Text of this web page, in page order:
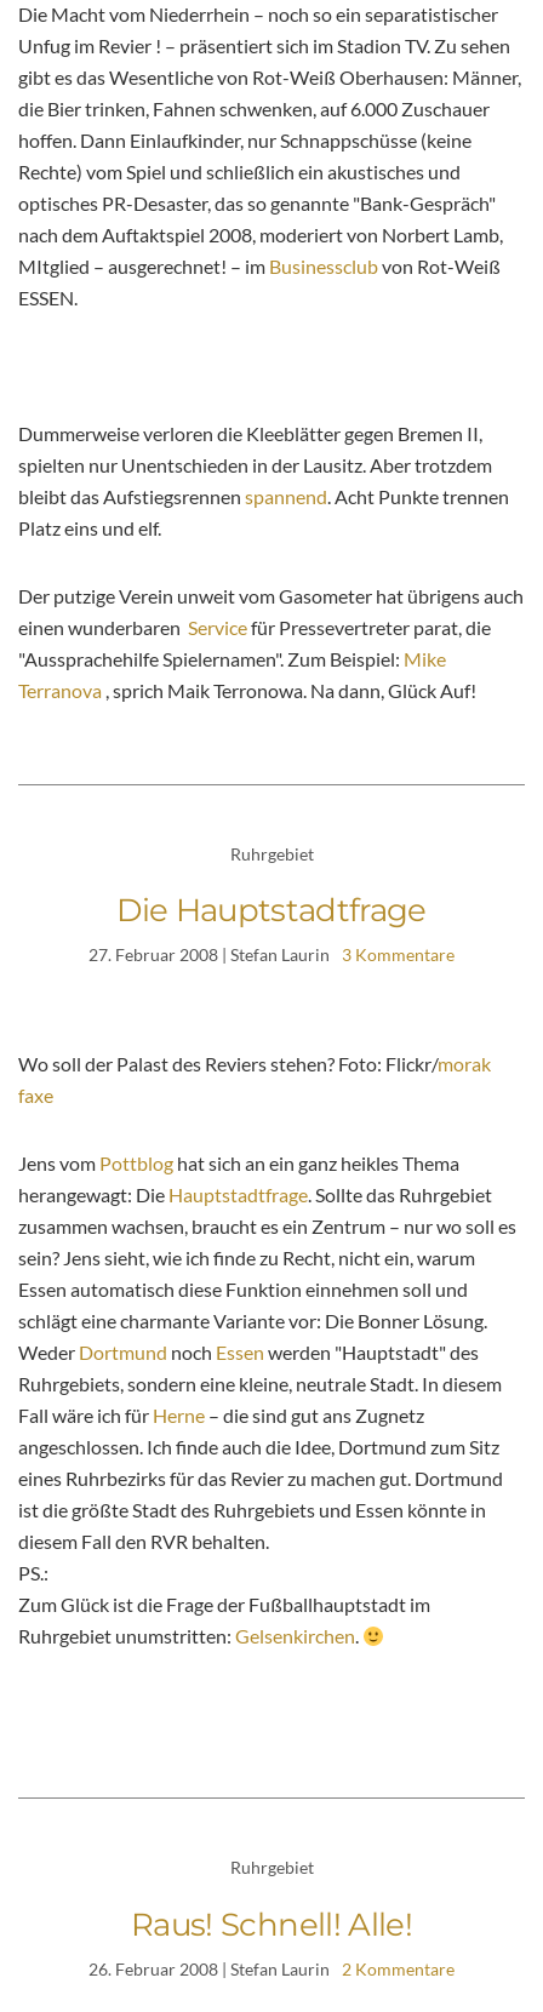
Die Macht vom Niederrhein – noch so ein separatistischer
Unfug im Revier ! – präsentiert sich im Stadion TV. Zu sehen
gibt es das Wesentliche von Rot-Weiß Oberhausen: Männer,
die Bier trinken, Fahnen schwenken, auf 6.000 Zuschauer
hoffen. Dann Einlaufkinder, nur Schnappschüsse (keine
Rechte) vom Spiel und schließlich ein akustisches und
optisches PR-Desaster, das so genannte "Bank-Gespräch"
nach dem Auftaktspiel 2008, moderiert von Norbert Lamb,
MItglied – ausgerechnet! – im Businessclubvon Rot-Weiß
ESSEN.
Dummerweise verloren die Kleeblätter gegen Bremen II,
spielten nur Unentschieden in der Lausitz. Aber trotzdem
bleibt das Aufstiegsrennen spannend. Acht Punkte trennen
Platz eins und elf.
Der putzige Verein unweit vom Gasometer hat übrigens auch
einen wunderbaren Servicefür Pressevertreter parat, die
"Aussprachehilfe Spielernamen". Zum Beispiel: Mike
Terranova , sprich Maik Terronowa. Na dann, Glück Auf!
Ruhrgebiet
Die Hauptstadtfrage
27. Februar 2008 | Stefan Laurin 3 Kommentare
Wo soll der Palast des Reviers stehen? Foto: Flickr/morak
faxe
Jens vom Pottblog hat sich an ein ganz heikles Thema
herangewagt: Die Hauptstadtfrage. Sollte das Ruhrgebiet
zusammen wachsen, braucht es ein Zentrum – nur wo soll es
sein? Jens sieht, wie ich finde zu Recht, nicht ein, warum
Essen automatisch diese Funktion einnehmen soll und
schlägt eine charmante Variante vor: Die Bonner Lösung.
Weder Dortmund noch Essen werden "Hauptstadt" des
Ruhrgebiets, sondern eine kleine, neutrale Stadt. In diesem
Fall wäre ich für Herne – die sind gut ans Zugnetz
angeschlossen. Ich finde auch die Idee, Dortmund zum Sitz
eines Ruhrbezirks für das Revier zu machen gut. Dortmund
ist die größte Stadt des Ruhrgebiets und Essen könnte in
diesem Fall den RVR behalten.
PS.:
Zum Glück ist die Frage der Fußballhauptstadt im
Ruhrgebiet unumstritten: Gelsenkirchen.
Ruhrgebiet
Raus! Schnell! Alle!
26. Februar 2008 | Stefan Laurin 2 Kommentare